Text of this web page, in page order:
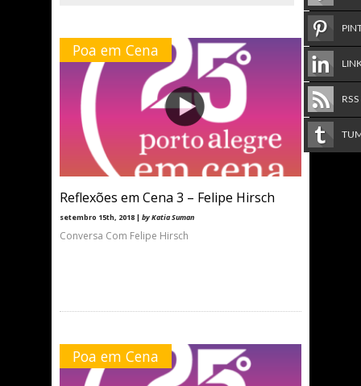
Poa em Cena
Reflexões em Cena 3 – Felipe Hirsch
setembro 15th, 2018 | by Katia Suman
Conversa Com Felipe Hirsch
Poa em Cena
RSS